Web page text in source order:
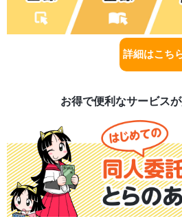
詳細はこち
お得で便利なサービス